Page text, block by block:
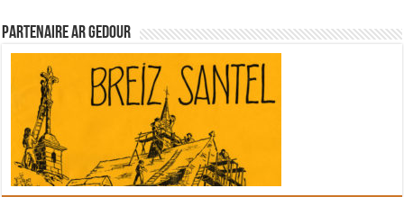
Partenaire Ar Gedour